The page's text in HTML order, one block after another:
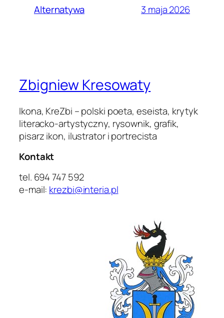
Alternatywa 3 maja 2026
Zbigniew Kresowaty
Ikona, KreZbi – polski poeta, eseista, krytyk
literacko-artystyczny, rysownik, grafik,
pisarz ikon, ilustrator i portrecista
Kontakt
tel. 694 747 592
e-mail: krezbi@interia.pl